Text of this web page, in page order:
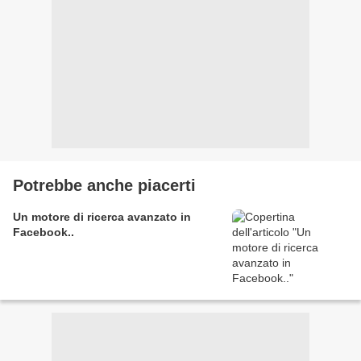
Potrebbe anche piacerti
Un motore di ricerca avanzato in
Facebook..